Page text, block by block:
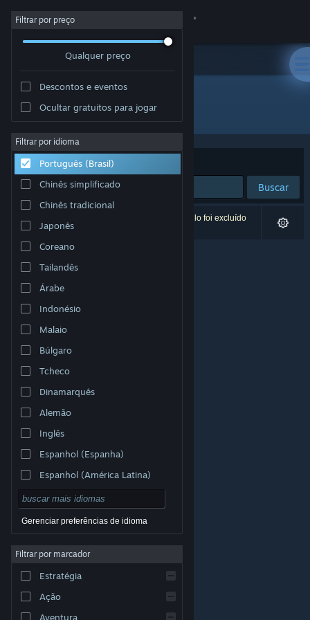
Iniciar sessão
Sobre
Suporte
Alterar idioma
Baixe o aplicativo móvel do Steam
Ver versão para computadores
© Valve Corporation. Todos os direitos reservados.
respectivos donos nos EUA e em outros países.
Acessibilidade
Reembolsos|Cookies
Filtrar por preço
Qualquer preço
Descontos e eventos
Ocultar gratuitos para jogar
Filtrar por idioma
Português (Brasil)
Chinês simplificado
Chinês tradicional
Japonês
Coreano
Tailandês
Árabe
Indonésio
Malaio
Búlgaro
Tcheco
Dinamarquês
Alemão
Inglês
Espanhol (Espanha)
Espanhol (América Latina)
Gerenciar preferências de idioma
Filtrar por marcador
Estratégia
Ação
Aventura
Desenvolvedor: VIRTUALLYZ GAMING
Ordenar por Relevância
Buscar
0 resultados correspondem à sua busca. Um título foi excluído
de acordo com as suas preferências.